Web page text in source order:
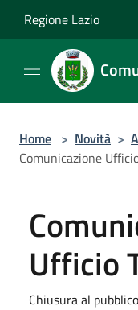
Regione Lazio
Home > Novità >
Comunicazione
Ufficio
Chiusura al pubblico